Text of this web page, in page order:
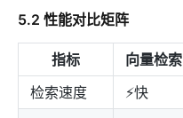
5.2 性能对比矩阵
指标 向量检索
检索速度
⚡快